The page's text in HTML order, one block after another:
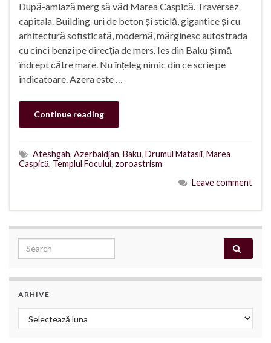
După-amiază merg să văd Marea Caspică. Traversez
capitala. Building-uri de beton și sticlă, gigantice și cu
arhitectură sofisticată, modernă, mărginesc autostrada
cu cinci benzi pe direcția de mers. Ies din Baku și mă
îndrept către mare. Nu înțeleg nimic din ce scrie pe
indicatoare. Azera este …
Continue reading
Ateshgah, Azerbaidjan, Baku, Drumul Matasii, Marea
Caspică, Templul Focului, zoroastrism
Leave comment
Search for:
ARHIVE
Arhive